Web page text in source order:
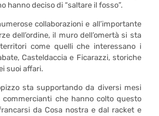
hanno deciso di “saltare il fosso”.
collaborazioni e all’importante
dell’ordine, il muro dell’omertà si sta
come quelli che interessano i
Casteldaccia e Ficarazzi, storiche
suoi affari.
sta supportando da diversi mesi
che hanno colto questo
da Cosa nostra e dal racket e